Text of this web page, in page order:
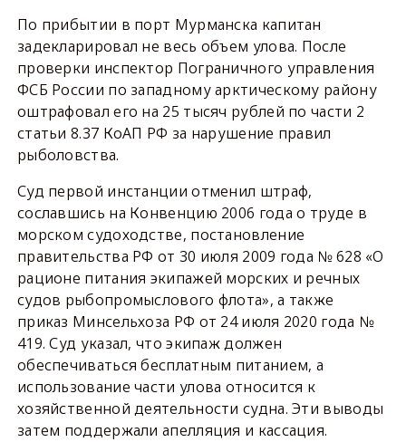
По прибытии в порт Мурманска капитан
задекларировал не весь объем улова. После
проверки инспектор Пограничного управления
ФСБ России по западному арктическому району
оштрафовал его на 25 тысяч рублей по части 2
статьи 8.37 КоАП РФ за нарушение правил
рыболовства.
Суд первой инстанции отменил штраф,
сославшись на Конвенцию 2006 года о труде в
морском судоходстве, постановление
правительства РФ от 30 июля 2009 года № 628 «О
рационе питания экипажей морских и речных
судов рыбопромыслового флота», а также
приказ Минсельхоза РФ от 24 июля 2020 года №
419. Суд указал, что экипаж должен
обеспечиваться бесплатным питанием, а
использование части улова относится к
хозяйственной деятельности судна. Эти выводы
затем поддержали апелляция и кассация.